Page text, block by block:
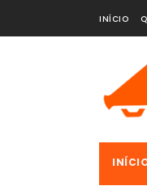
INÍCIO